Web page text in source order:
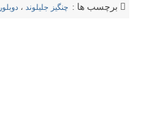
برچسب ها : چنگیز جلیلوند ، دوبلور